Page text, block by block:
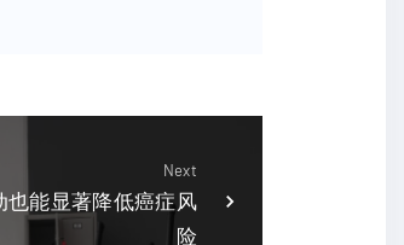
Next
也能显著降低癌症风
险